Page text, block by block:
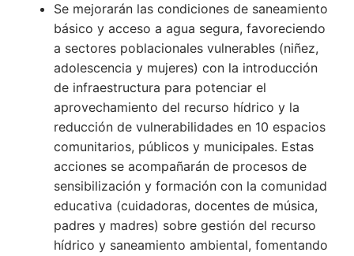
Se mejorarán las condiciones de saneamiento
básico y acceso a agua segura, favoreciendo
a sectores poblacionales vulnerables (niñez,
adolescencia y mujeres) con la introducción
de infraestructura para potenciar el
aprovechamiento del recurso hídrico y la
reducción de vulnerabilidades en 10 espacios
comunitarios, públicos y municipales. Estas
acciones se acompañarán de procesos de
sensibilización y formación con la comunidad
educativa (cuidadoras, docentes de música,
padres y madres) sobre gestión del recurso
hídrico y saneamiento ambiental, fomentando